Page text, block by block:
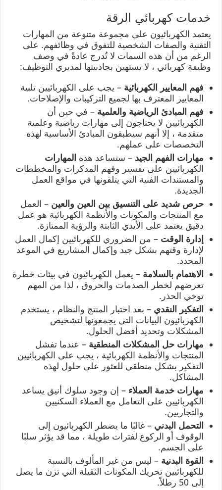
خدمات كهربائي الرقة
يعتمد الكهربائيون على مجموعة متنوعة من المهارات
التقنية والصفات الشخصية للتفوق في وظائفهم. على
الرغم من أن هذه السمات لا تُدرج عادةً في وصف
وظيفة كهربائي ، لا تستهين بجاذبيتها لمديري التوظيف:
فهم المعايير الكهربائية – يجب على الكهربائيين تلبية
المعايير المعترف بها لجميع التركيبات والإصلاحات.
فهم المبادئ الرياضية والعلمية – في حين أن
الكهربائيين لا يحتاجون إلى مهارات رياضية وعلمية
متقدمة ، إلا أنهم سيطبقون المبادئ الأساسية لهذه
التخصصات على عملهم.
مهارات الفهم الجيد – ستساعد هذه المهارات
الكهربائيين على تفسير وفهم المذكرات والمخططات
والمستندات الفنية التي يتلقونها في مواقع العمل
الجديدة.
حرص شديد على التنسيق بين العين والعين – العمل
مع المنتجات والمكونات والأنظمة الكهربائية هو عمل
دقيق يعتمد على الأيدي الثابتة والرؤية الممتازة.
إدارة الوقت – من الضروري للكهربائيين إكمال العمل
لإدارة وقتهم بشكل جيد وإكمال المشاريع في الموعد
المحدد.
الاهتمام بالسلامة – يعمل الكهربائيون في بيئات خطرة
تعرضهم لخطر الصدمات والحروق ، لذا من المهم
توخي الحذر.
التفكير النقدي – بعد اختبار المنتج والنظام ، يستخدم
الكهربائيون البيانات التي يجمعونها لتشخيص
المشكلات وتحديد أفضل الحلول.
مهارات حل المشكلات المنطقية – عندما تفشل
المنتجات والأنظمة الكهربائية ، يجب على الكهربائيين
التفكير بشكل منطقي للعثور على حلول لهذه
المشاكل.
مهارات خدمة العملاء – إن وجود سلوك أنيق يساعد
الكهربائيين على التعامل مع العملاء السكنيين
والتجاريين.
التحمل البدني – غالبًا ما يضطر الكهربائيون إلى
الوقوف أو الركوع لفترات طويلة ، مما قد يؤثر سلبًا
على الجسم.
القوة البدنية – ليس من غير المألوف بالنسبة
للكهربائيين تحريك المكونات الثقيلة التي تزن ما يصل
إلى 50 رطلاً.